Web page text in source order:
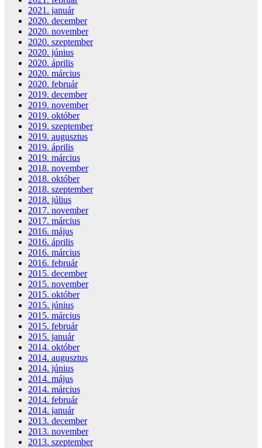
2021. január
2020. december
2020. november
2020. szeptember
2020. június
2020. április
2020. március
2020. február
2019. december
2019. november
2019. október
2019. szeptember
2019. augusztus
2019. április
2019. március
2018. november
2018. október
2018. szeptember
2018. július
2017. november
2017. március
2016. május
2016. április
2016. március
2016. február
2015. december
2015. november
2015. október
2015. június
2015. március
2015. február
2015. január
2014. október
2014. augusztus
2014. június
2014. május
2014. március
2014. február
2014. január
2013. december
2013. november
2013. szeptember